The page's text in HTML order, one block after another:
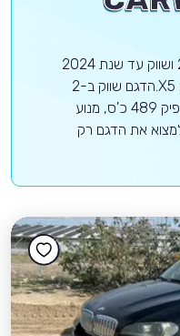
דגם זה של ב מ וו הושק בשנת 2019 ושווק עד שנת 2024
באותה צורה.זהו הדור ה-4 של ב מ וו X5.הדגם שווק ב-2
מנועים שונים. מנוע 2,998 סמ'ק המפיק 489 כ'ס, מנוע